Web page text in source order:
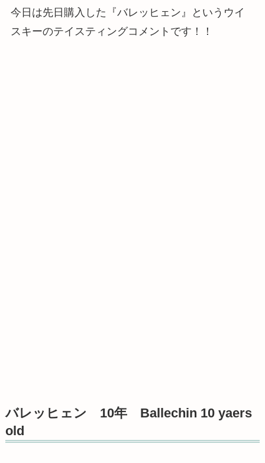
今日は先日購入した『バレッヒェン』というウイ
スキーのテイスティングコメントです！！
バレッヒェン 10年 Ballechin 10 yaers
old